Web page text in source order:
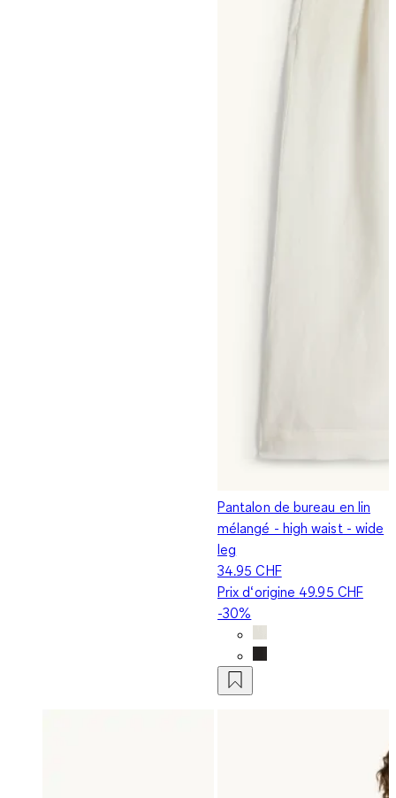
Pantalon de bureau en lin
mélangé - high waist - wide
leg
34.95 CHF
Prix d‘origine 49.95 CHF
-30%